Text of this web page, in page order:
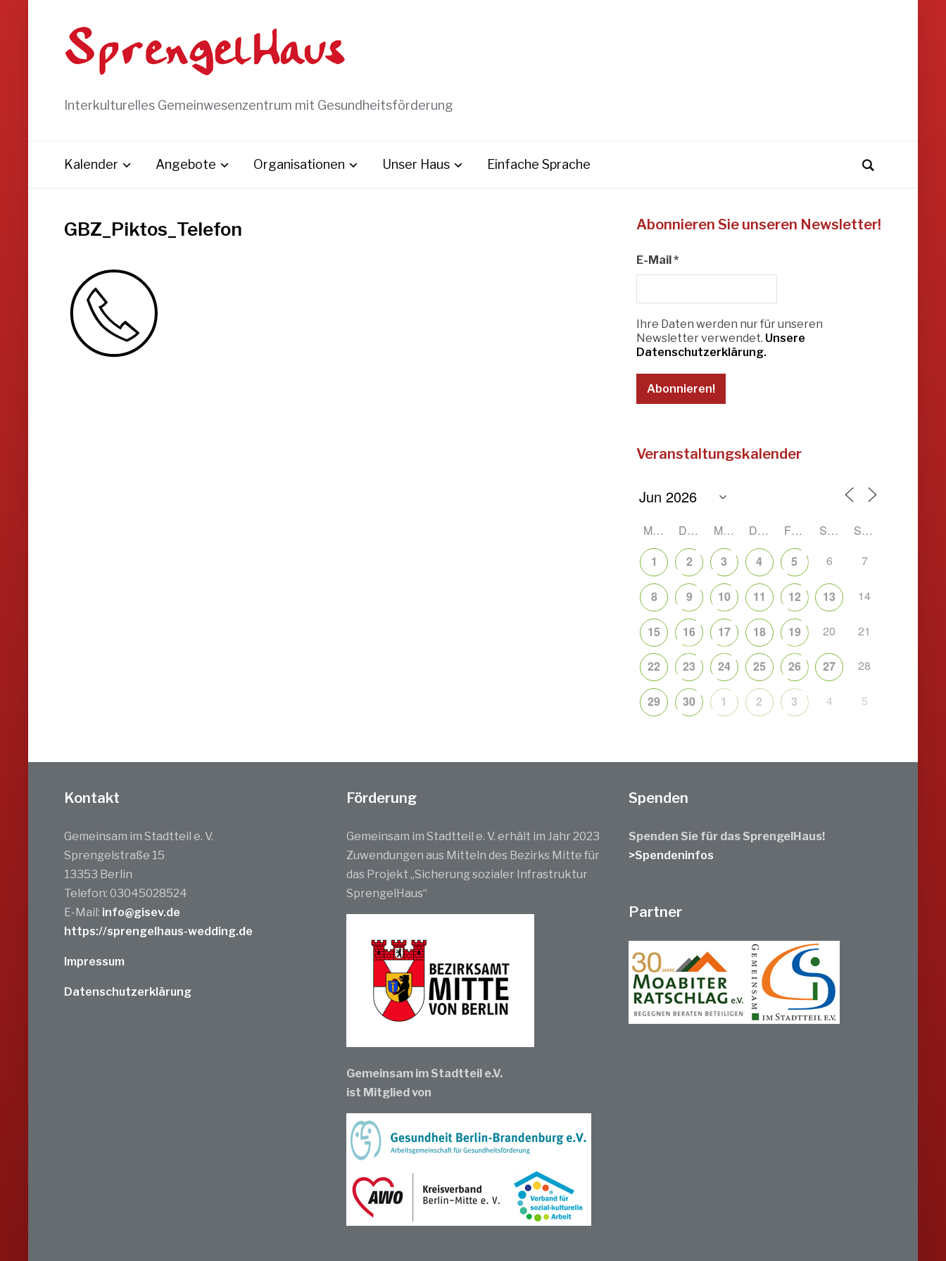
Interkulturelles Gemeinwesenzentrum mit Gesundheitsförderung
Kalender Angebote Organisationen Unser Haus Einfache Sprache
GBZ_Piktos_Telefon Abonnieren Sie unseren Newsletter!
E-Mail*
Ihre Daten werden nur für unseren
Newsletter verwendet. Unsere
Datenschutzerklärung.
Veranstaltungskalender
MONTAG DIENSTAG MITTWOCH DONNERSTAG FREITAG SAMSTAG
SONNTAG
1
2 3 4 5 6 7
8 9 10 11 12 13 14
15 16 17 18 19 20 21
22 23 24 25 26 27 28
29 30 1 2 3 4 5
Kontakt
Gemeinsam im Stadtteil e. V.
Sprengelstraße 15
13353 Berlin
Telefon: 03045028524
E-Mail: info@gisev.de
https://sprengelhaus-wedding.de
Impressum
Datenschutzerklärung
Förderung
Gemeinsam im Stadtteil e. V. erhält im Jahr 2023
Zuwendungen aus Mitteln des Bezirks Mitte für
das Projekt „Sicherung sozialer Infrastruktur
SprengelHaus“
Gemeinsam im Stadtteil e.V.
ist Mitglied von
Spenden
Spenden Sie für das SprengelHaus!
>Spendeninfos
Partner